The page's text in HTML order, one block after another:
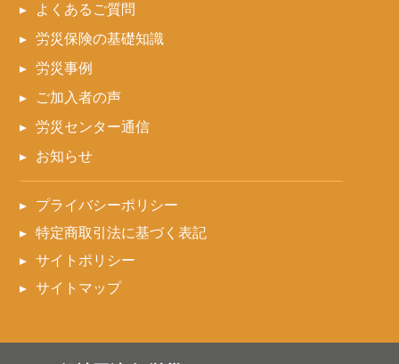
よくあるご質問
労災保険の基礎知識
労災事例
ご加入者の声
労災センター通信
お知らせ
プライバシーポリシー
特定商取引法に基づく表記
サイトポリシー
サイトマップ